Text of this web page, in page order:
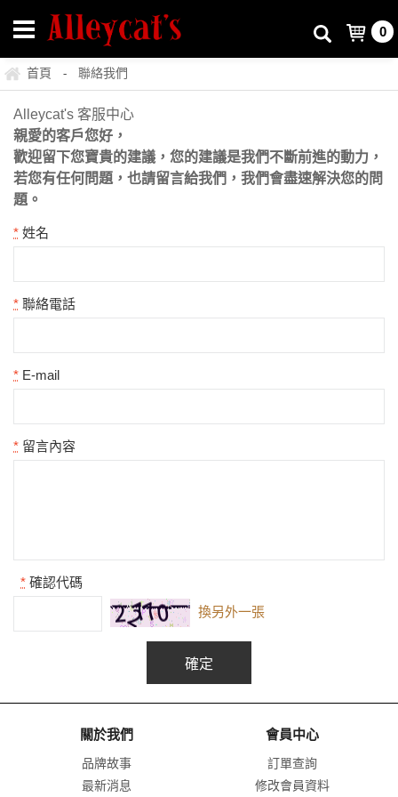
0
首頁 - 聯絡我們
Alleycat's 客服中心
親愛的客戶您好，
歡迎留下您寶貴的建議，您的建議是我們不斷前進的動力，
若您有任何問題，也請留言給我們，我們會盡速解決您的問
題。
* 姓名
* 聯絡電話
* E-mail
* 留言內容
* 確認代碼
換另外一張
關於我們
品牌故事
最新消息
會員中心
訂單查詢
修改會員資料